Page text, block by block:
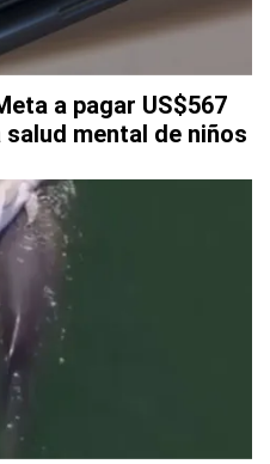
a pagar US$567
mental de niños